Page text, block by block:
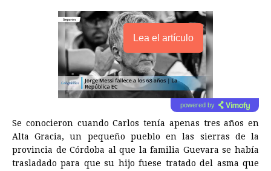
Lea el artículo
powered by
Se conocieron cuando Carlos tenía apenas tres años en
Alta Gracia, un pequeño pueblo en las sierras de la
provincia de Córdoba al que la familia Guevara se había
trasladado para que su hijo fuese tratado del asma que